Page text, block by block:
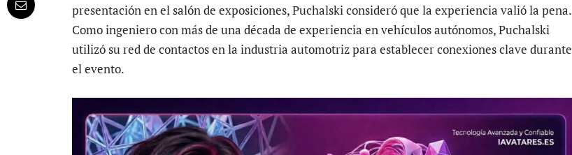
presentación en el salón de exposiciones, Puchalski consideró que la experiencia valió la pena.
Como ingeniero con más de una década de experiencia en vehículos autónomos, Puchalski
utilizó su red de contactos en la industria automotriz para establecer conexiones clave durante
el evento.